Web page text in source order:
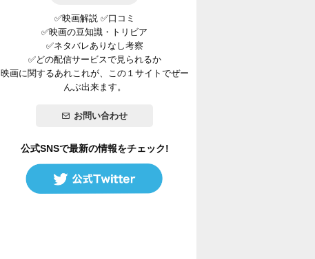
✅映画解説 ✅口コミ
✅映画の豆知識・トリビア
✅ネタバレありなし考察
✅どの配信サービスで見られるか
映画に関するあれこれが、この１サイトでぜー
んぶ出来ます。
お問い合わせ
公式SNSで最新の情報をチェック!